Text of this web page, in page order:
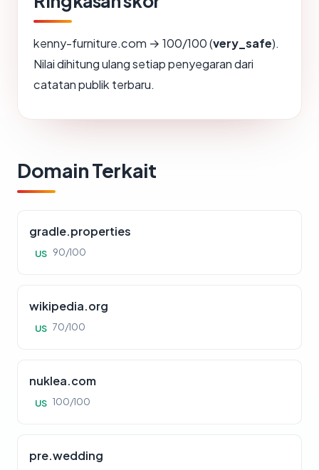
kenny-furniture.com → 100/100 (very_safe).
Nilai dihitung ulang setiap penyegaran dari
catatan publik terbaru.
Domain Terkait
gradle.properties
US 90/100
wikipedia.org
US 70/100
nuklea.com
US 100/100
pre.wedding